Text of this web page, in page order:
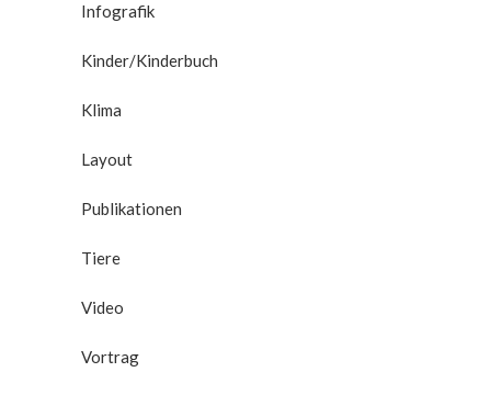
Infografik
Kinder/Kinderbuch
Klima
Layout
Publikationen
Tiere
Video
Vortrag